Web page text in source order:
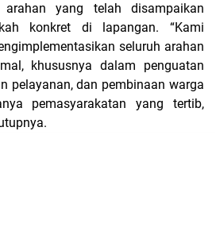
yang telah disampaikan
konkret di lapangan. “Kami
seluruh arahan
khususnya dalam penguatan
pelayanan, dan pembinaan warga
pemasyarakatan yang tertib,